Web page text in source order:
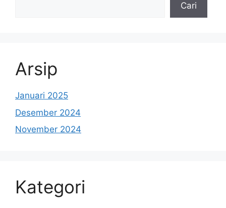
Cari
Arsip
Januari 2025
Desember 2024
November 2024
Kategori